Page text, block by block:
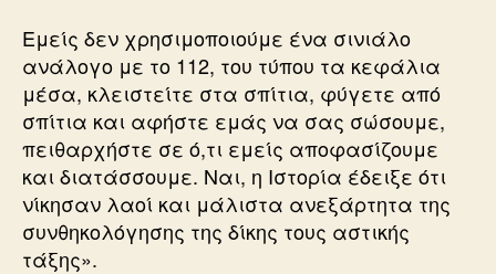
Εμείς δεν χρησιμοποιούμε ένα σινιάλο
ανάλογο με το 112, του τύπου τα κεφάλια
μέσα, κλειστείτε στα σπίτια, φύγετε από
σπίτια και αφήστε εμάς να σας σώσουμε,
πειθαρχήστε σε ό,τι εμείς αποφασίζουμε
και διατάσσουμε. Ναι, η Ιστορία έδειξε ότι
νίκησαν λαοί και μάλιστα ανεξάρτητα της
συνθηκολόγησης της δίκης τους αστικής
τάξης».